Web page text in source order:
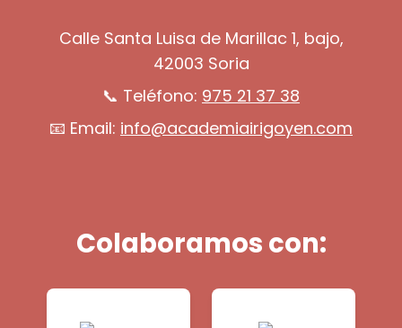
Calle Santa Luisa de Marillac 1, bajo,
42003 Soria
📞 Teléfono: 975 21 37 38
📧 Email: info@academiairigoyen.com
Colaboramos con: